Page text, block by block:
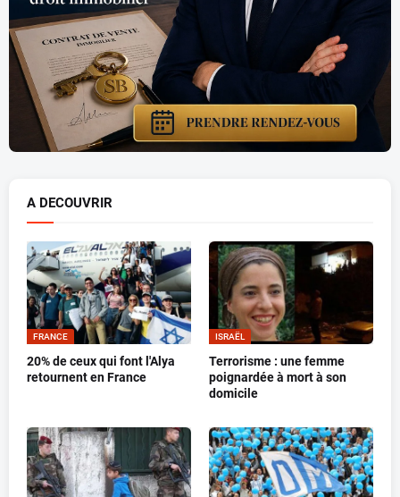
A DECOUVRIR
FRANCE
20% de ceux qui font l'Alya
retournent en France
ISRAËL
Terrorisme : une femme
poignardée à mort à son
domicile